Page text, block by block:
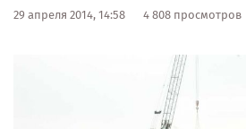
29 апреля 2014, 14:58 4 808 просмотров